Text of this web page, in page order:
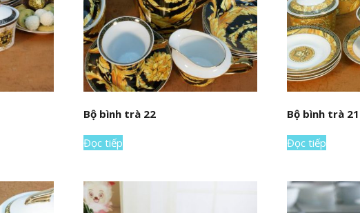
Bộ bình trà 22
Đọc tiếp
Bộ bình trà 21
Đọc tiếp